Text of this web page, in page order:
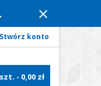
close
Stwórz konto
szt. - 0,00 zł